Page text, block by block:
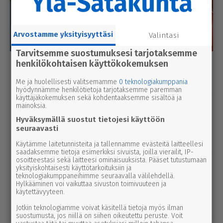
Luetuimmat
Tänään Viikko Kuukausi
uutinen
Seu­ra­kun­ta­ko­din ala­ker­rassa vesi­va­
hinko Par­ka­nossa – toi­min­toja jär­jes­
tel­lään par­hail­laan uusiksi
urheilu7.8.2026 14.00
Janne Ojala näkee Parkanon ase­man­
seu­dussa mah­dol­li­suu­den ravi- ja
tapah­tu­ma­kes­kuk­selle
Arvostamme yksityisyyttäsi Valintasi
Tarvitsemme suostumuksesi tarjotaksemme
henkilökohtaisen käyttökokemuksen
Me ja huolellisesti valitsemamme 0 teknologiakumppania
hyödynnämme henkilötietoja tarjotaksemme paremman
käyttäjäkokemuksen sekä kohdentaaksemme sisältöä ja
mainoksia.
Hyväksymällä suostut tietojesi käyttöön
seuraavasti
Käytämme laitetunnisteita ja tallennamme evästeitä laitteellesi
saadaksemme tietoja esimerkiksi sivuista, joilla vierailit, IP-
osoitteestasi sekä laitteesi ominaisuuksista. Pääset tutustumaan
yksityiskohtaisesti käyttötarkoituksiin ja
teknologiakumppaneihimme seuraavalla välilehdellä.
Hylkääminen voi vaikuttaa sivuston toimivuuteen ja
käytettävyyteen.
Jotkin teknologiamme voivat käsitellä tietoja myös ilman
suostumusta, jos niillä on siihen oikeutettu peruste. Voit